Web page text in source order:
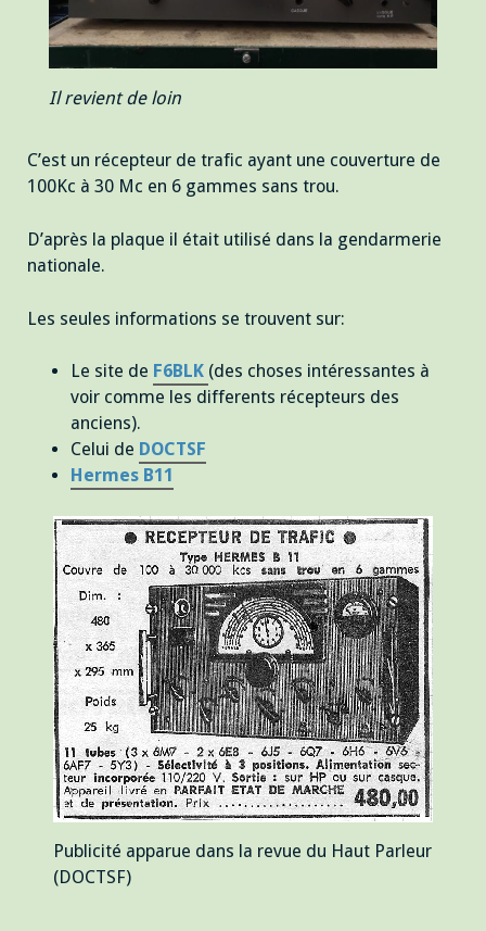
Il revient de loin
C’est un récepteur de trafic ayant une couverture de
100Kc à 30 Mc en 6 gammes sans trou.
D’après la plaque il était utilisé dans la gendarmerie
nationale.
Les seules informations se trouvent sur:
Le site de F6BLK (des choses intéressantes à
voir comme les differents récepteurs des
anciens).
Celui de DOCTSF
Hermes B11
Publicité apparue dans la revue du Haut Parleur
(DOCTSF)